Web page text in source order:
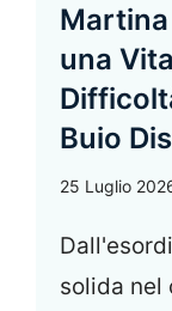
una
Buio
25 Luglio
solida nel